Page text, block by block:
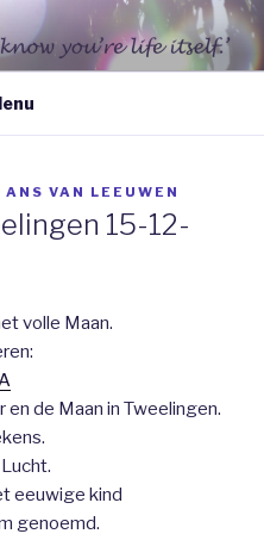
ANS VAN LEEUWEN
15-12-
volle Maan.
de Maan in Tweelingen.
eeuwige kind
genoemd.